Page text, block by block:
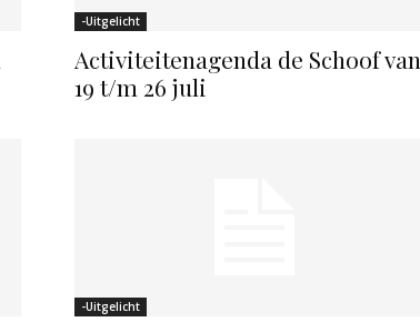
-Uitgelicht
Activiteitenagenda de Schoof van
19 t/m 26 juli
-Uitgelicht